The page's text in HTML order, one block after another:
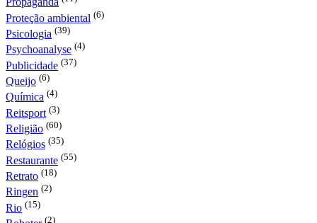
Proteção ambiental (6)
Psicologia (39)
Psychoanalyse (4)
Publicidade (37)
Queijo (6)
Química (4)
Reitsport (3)
Religião (60)
Relógios (35)
Restaurante (55)
Retrato (18)
Ringen (2)
Rio (15)
(2)